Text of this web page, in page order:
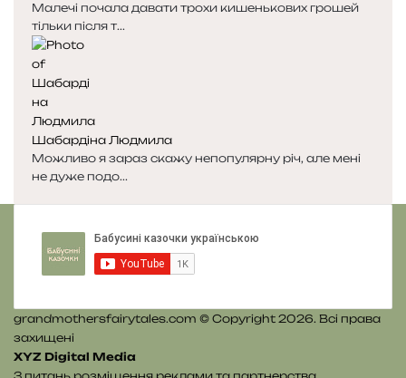
Малечі почала давати трохи кишенькових грошей
тільки після т...
Шабардіна Людмила
Можливо я зараз скажу непопулярну річ, але мені
не дуже подо...
grandmothersfairytales.com © Copyright 2026. Всі права
захищені
XYZ Digital Media